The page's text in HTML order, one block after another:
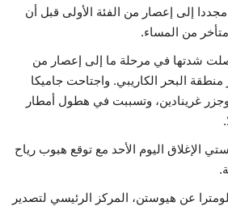
إلى إعصار من الفئة الأولى قبل أن
من المساء.
شدتها في مرحلة ما إلى إعصار من
منطقة البحر الكاريبي. واجتاحت جاميكا
غرينادين، وتسببت في هطول أمطار
الإغلاق اليوم الأحد مع توقع هبوب رياح
الميناء نحو 322 كيلومترا عن هيوستن، المركز الرئيسي لتصدير